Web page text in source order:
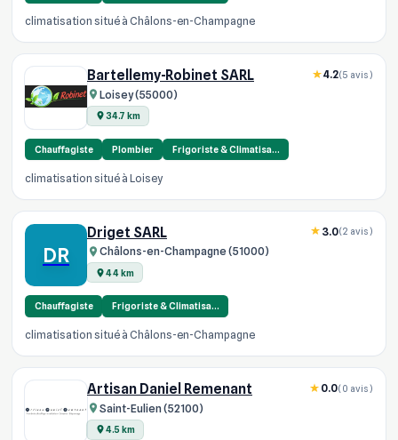
climatisation situé à Châlons-en-Champagne
Bartellemy-Robinet SARL
Loisey (55000)
34.7 km
4.2(5 avis)
Chauffagiste Plombier Frigoriste & Climatisa…
climatisation situé à Loisey
DR
Driget SARL
Châlons-en-Champagne (51000)
44 km
3.0(2 avis)
Chauffagiste Frigoriste & Climatisa…
climatisation situé à Châlons-en-Champagne
Artisan Daniel Remenant
Saint-Eulien (52100)
4.5 km
0.0(0 avis)